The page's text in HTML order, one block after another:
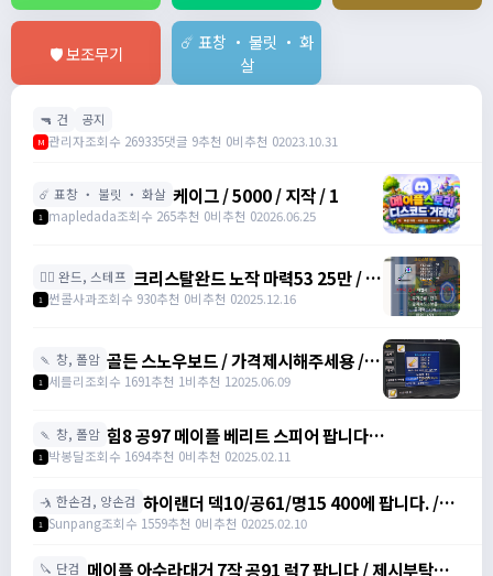
🛡️ 보조무기
☄️ 표창 ・ 불릿 ・ 화
살
🔫 건 공지
M 관리자조회수 269335댓글 9추천 0비추천 02023.10.31
☄️ 표창 ・ 불릿 ・ 화살 케이그 / 5000 / 지작 / 1
1 mapledada조회수 265추천 0비추천 02026.06.25
🧙‍♀️ 완드, 스테프 크리스탈완드 노작 마력53 25만 / 마
력52 15만 팝니다 / 250000 / 마력
https://open.kakao.com/o/sdHYKEcg
1 썬콜사과조회수 930추천 0비추천 02025.12.16
🍡 창, 폴암 골든 스노우보드 / 가격제시해주세용 / 골
든 스노우보드 3강 STR3 공격력60 /
1 세를리조회수 1691추천 1비추천 12025.06.09
🍡 창, 폴암 힘8 공97 메이플 베리트 스피어 팝니다
https://open.kakao.com/o/gZBfyJ6f /
1 박봉달조회수 1694추천 0비추천 02025.02.11
🤺 한손검, 양손검 하이랜더 덱10/공61/명15 400에 팝니다. /
4000000
1 Sunpang조회수 1559추천 0비추천 02025.02.10
🔪 단검 메이플 아수라대거 7작 공91 럭7 팝니다 / 제시부탁드